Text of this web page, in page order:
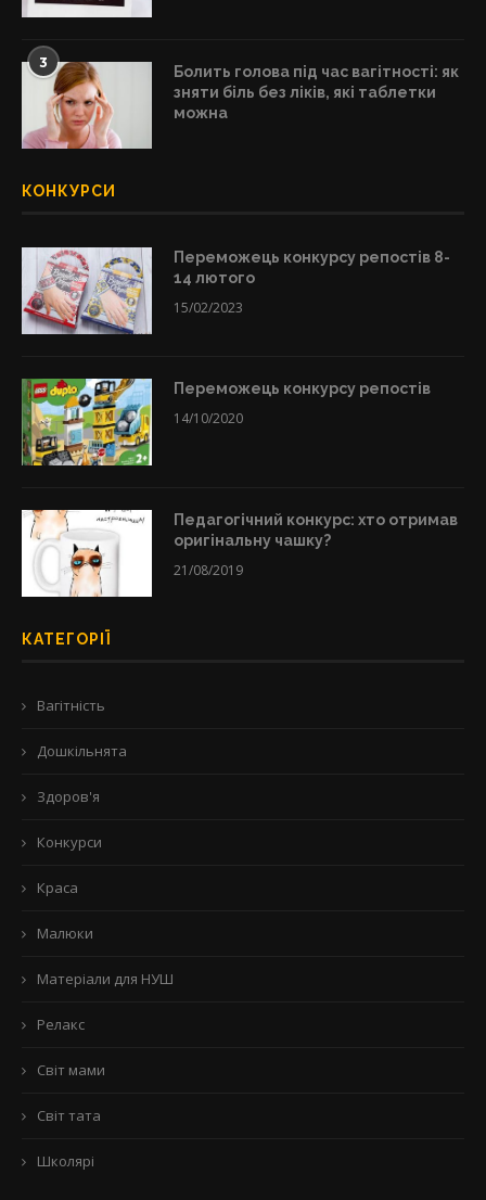
3
Болить голова під час вагітності: як
зняти біль без ліків, які таблетки
можна
КОНКУРСИ
Переможець конкурсу репостів 8-
14 лютого
15/02/2023
Переможець конкурсу репостів
14/10/2020
Педагогічний конкурс: хто отримав
оригінальну чашку?
21/08/2019
КАТЕГОРІЇ
Вагітність
Дошкільнята
Здоров'я
Конкурси
Краса
Малюки
Матеріали для НУШ
Релакс
Світ мами
Світ тата
Школярі